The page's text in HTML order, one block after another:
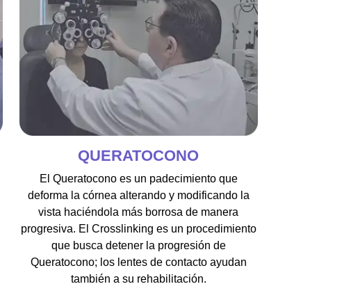
QUERATOCONO
El Queratocono es un padecimiento que
deforma la córnea alterando y modificando la
vista haciéndola más borrosa de manera
progresiva. El Crosslinking es un procedimiento
que busca detener la progresión de
Queratocono; los lentes de contacto ayudan
también a su rehabilitación.